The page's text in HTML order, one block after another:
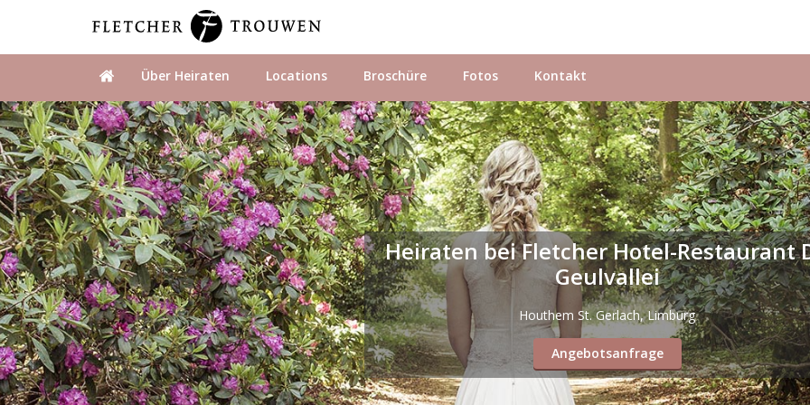
Über Heiraten Locations Broschüre Fotos Kontakt
Heiraten bei Fletcher Hotel-Restaurant
Geulvallei
Houthem St. Gerlach, Limburg
Angebotsanfrage